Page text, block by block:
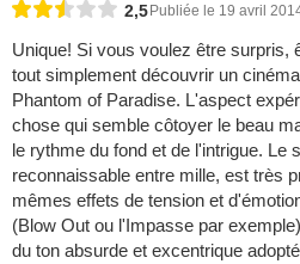
2,5 Publiée le 19 avril
Unique! Si vous voulez être surpris,
tout simplement découvrir un
Phantom of Paradise. L'aspect
chose qui semble côtoyer le beau
le rythme du fond et de l'intrigue. Le
reconnaissable entre mille, est très
mêmes effets de tension et
(Blow Out ou l'Impasse par
du ton absurde et excentrique